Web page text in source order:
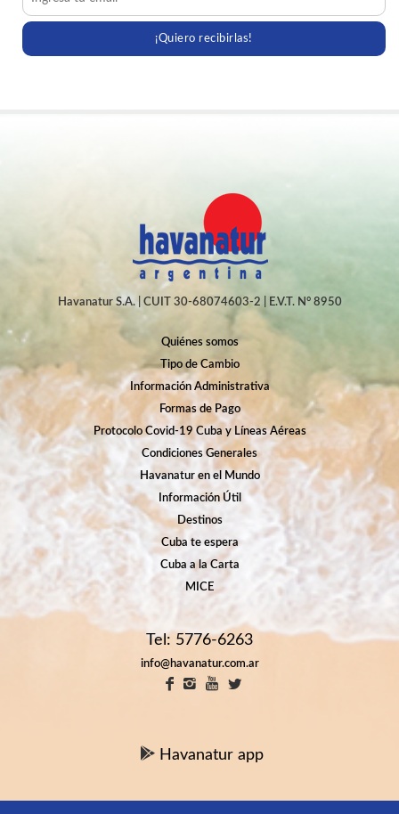
¡Quiero recibirlas!
Havanatur S.A. | CUIT 30-68074603-2 | E.V.T. N° 8950
Quiénes somos
Tipo de Cambio
Información Administrativa
Formas de Pago
Protocolo Covid-19 Cuba y Líneas Aéreas
Condiciones Generales
Havanatur en el Mundo
Información Útil
Destinos
Cuba te espera
Cuba a la Carta
MICE
Tel: 5776-6263
info@havanatur.com.ar
Havanatur app